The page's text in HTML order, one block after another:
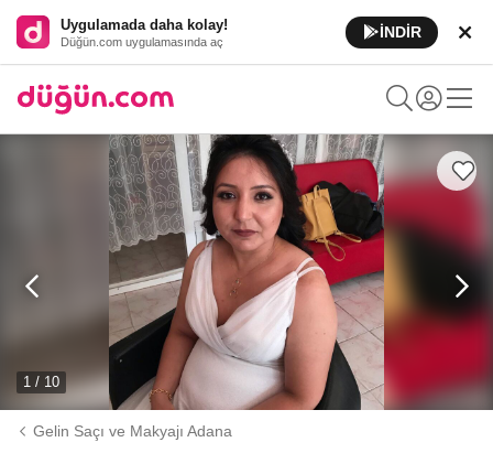
Uygulamada daha kolay!
Düğün.com uygulamasında aç
İNDİR
1 / 10
Gelin Saçı ve Makyajı Adana